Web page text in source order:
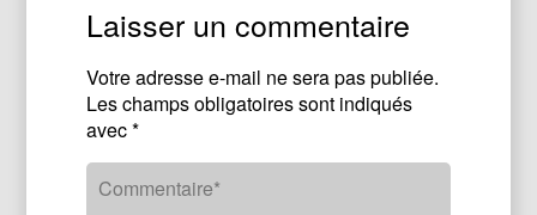
Laisser un commentaire
Votre adresse e-mail ne sera pas publiée.
Les champs obligatoires sont indiqués
avec*